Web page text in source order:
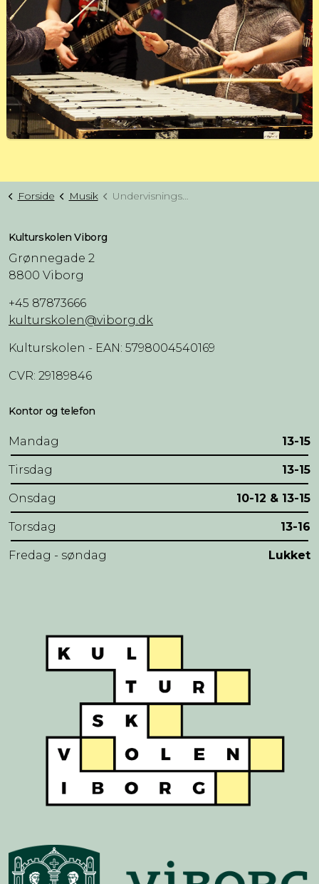
Forside Musik Undervisningstilbud musik (NIV. 2)
Kulturskolen Viborg
Grønnegade 2
8800 Viborg
+45 87873666
kulturskolen@viborg.dk
Kulturskolen - EAN: 5798004540169
CVR: 29189846
Kontor og telefon
Mandag 13-15
Tirsdag 13-15
Onsdag 10-12 & 13-15
Torsdag 13-16
Fredag - søndag Lukket